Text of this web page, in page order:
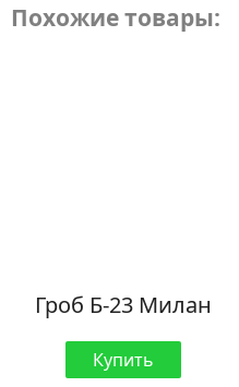
Похожие товары:
Гроб Б-23 Милан
Купить